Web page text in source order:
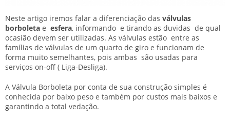
Neste artigo iremos falar a diferenciação das válvulas
borboleta e esfera, informando e tirando as duvidas de qual
ocasião devem ser utilizadas. As válvulas estão entre as
famílias de válvulas de um quarto de giro e funcionam de
forma muito semelhantes, pois ambas são usadas para
serviços on-off ( Liga-Desliga).
A Válvula Borboleta por conta de sua construção simples é
conhecida por baixo peso e também por custos mais baixos e
garantindo a total vedação.